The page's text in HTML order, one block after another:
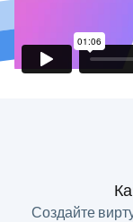
Создайте